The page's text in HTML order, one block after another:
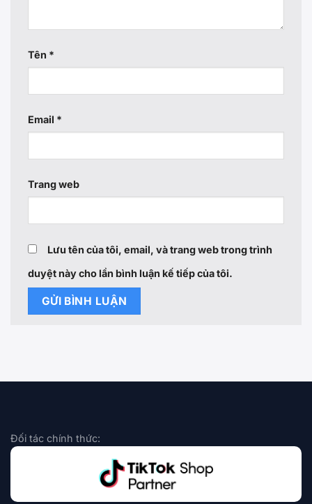
Tên *
Email *
Trang web
Lưu tên của tôi, email, và trang web trong trình
duyệt này cho lần bình luận kế tiếp của tôi.
Đối tác chính thức: